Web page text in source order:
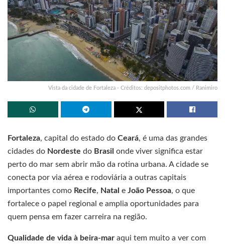
Vista da cidade de Fortaleza - Créditos: depositphotos.com / Ranimiro
Fortaleza, capital do estado do Ceará, é uma das grandes
cidades do Nordeste do Brasil onde viver significa estar
perto do mar sem abrir mão da rotina urbana. A cidade se
conecta por via aérea e rodoviária a outras capitais
importantes como Recife, Natal e João Pessoa, o que
fortalece o papel regional e amplia oportunidades para
quem pensa em fazer carreira na região.
Qualidade de vida à beira-mar aqui tem muito a ver com